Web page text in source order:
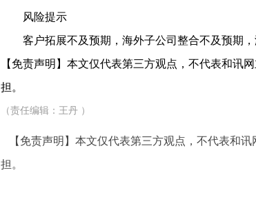
风险提示
客户拓展不及预期，海外子公司整合不及预期，
【免责声明】本文仅代表第三方观点，不代表和讯
担。
（责任编辑：王丹 ）
【免责声明】本文仅代表第三方观点，不代表和
担。